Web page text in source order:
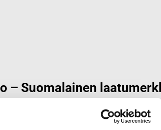
– Suomalainen
suomalainen turvallisuus- ja